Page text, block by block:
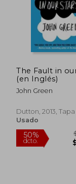
The Fault in
(en Inglés)
John Green
Dutton, 2013, Tapa
Usado